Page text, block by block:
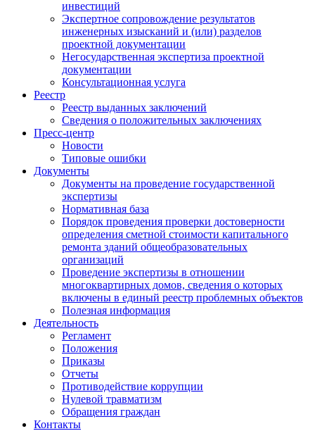
инвестиций
Экспертное сопровождение результатов
инженерных изысканий и (или) разделов
проектной документации
Негосударственная экспертиза проектной
документации
Консультационная услуга
Реестр
Реестр выданных заключений
Сведения о положительных заключениях
Пресс-центр
Новости
Типовые ошибки
Документы
Документы на проведение государственной
экспертизы
Нормативная база
Порядок проведения проверки достоверности
определения сметной стоимости капитального
ремонта зданий общеобразовательных
организаций
Проведение экспертизы в отношении
многоквартирных домов, сведения о которых
включены в единый реестр проблемных объектов
Полезная информация
Деятельность
Регламент
Положения
Приказы
Отчеты
Противодействие коррупции
Нулевой травматизм
Обращения граждан
Контакты